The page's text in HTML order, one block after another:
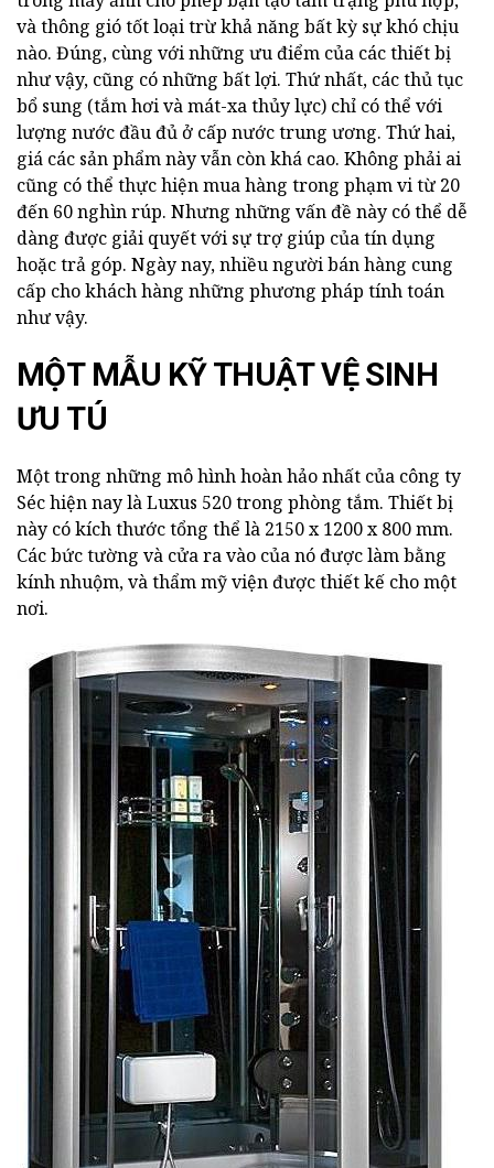
và thông gió tốt loại trừ khả năng bất kỳ sự khó chịu
nào. Đúng, cùng với những ưu điểm của các thiết bị
như vậy, cũng có những bất lợi. Thứ nhất, các thủ tục
bổ sung (tắm hơi và mát-xa thủy lực) chỉ có thể với
lượng nước đầu đủ ở cấp nước trung ương. Thứ hai,
giá các sản phẩm này vẫn còn khá cao. Không phải ai
cũng có thể thực hiện mua hàng trong phạm vi từ 20
đến 60 nghìn rúp. Nhưng những vấn đề này có thể dễ
dàng được giải quyết với sự trợ giúp của tín dụng
hoặc trả góp. Ngày nay, nhiều người bán hàng cung
cấp cho khách hàng những phương pháp tính toán
như vậy.
MỘT MẪU KỸ THUẬT VỆ SINH
ƯU TÚ
Một trong những mô hình hoàn hảo nhất của công ty
Séc hiện nay là Luxus 520 trong phòng tắm. Thiết bị
này có kích thước tổng thể là 2150 x 1200 x 800 mm.
Các bức tường và cửa ra vào của nó được làm bằng
kính nhuộm, và thẩm mỹ viện được thiết kế cho một
nơi.